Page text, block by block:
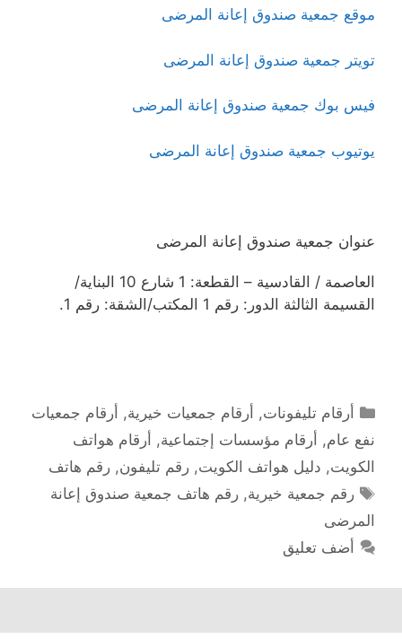
موقع جمعية صندوق إعانة المرضى
تويتر جمعية صندوق إعانة المرضى
فيس بوك جمعية صندوق إعانة المرضى
يوتيوب جمعية صندوق إعانة المرضى
عنوان جمعية صندوق إعانة المرضى
العاصمة / القادسية – القطعة: 1 شارع 10 البناية/
القسيمة الثالثة الدور: رقم 1 المكتب/الشقة: رقم 1.
التصنيفات
أرقام تليفونات, أرقام جمعيات خيرية, أرقام جمعيات
نفع عام, أرقام مؤسسات إجتماعية, أرقام هواتف
الكويت, دليل هواتف الكويت, رقم تليفون, رقم هاتف
الوسوم
رقم جمعية خيرية,رقم هاتف جمعية صندوق إعانة
المرضى
أضف تعليق